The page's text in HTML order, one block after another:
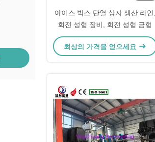
아이스 박스 단열 상자 생산 라인,
회전 성형 장비, 회전 성형 금형
최상의 가격을 얻으세요